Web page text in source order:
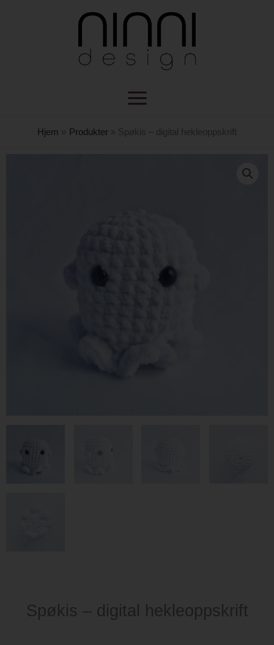
Hjem Produkter Spøkis – digital hekleoppskrift
Spøkis – digital hekleoppskrift